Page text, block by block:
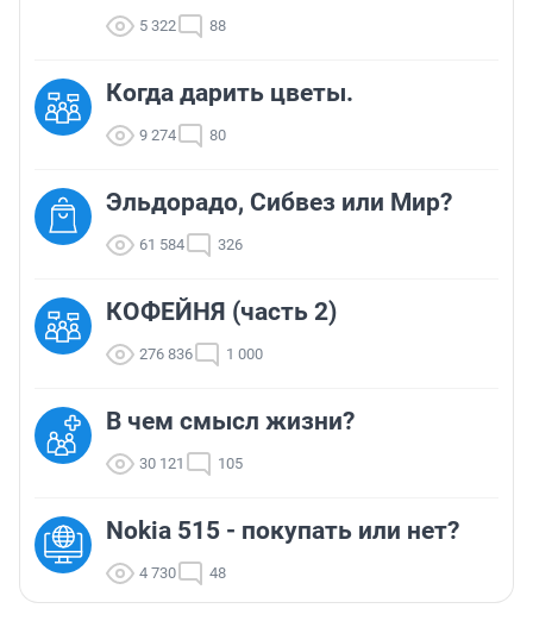
5 322 88
Когда дарить цветы.
9 274 80
Эльдорадо, Сибвез или Мир?
61 584 326
КОФЕЙНЯ (часть 2)
276 836 1 000
В чем смысл жизни?
30 121 105
Nokia 515 - покупать или нет?
4 730 48